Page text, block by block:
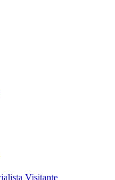
Visitante